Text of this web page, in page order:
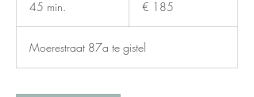
45 min.
i
n
€ 185
Moerestraat 87a te gistel